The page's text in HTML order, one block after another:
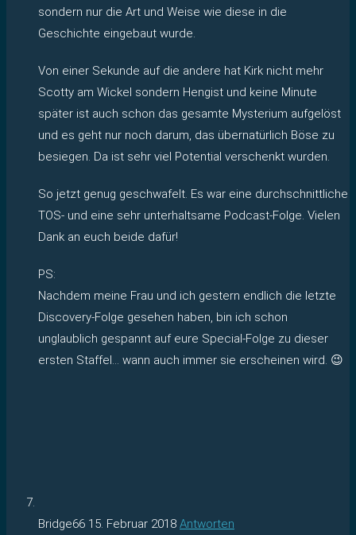
sondern nur die Art und Weise wie diese in die
Geschichte eingebaut wurde.
Von einer Sekunde auf die andere hat Kirk nicht mehr
Scotty am Wickel sondern Hengist und keine Minute
später ist auch schon das gesamte Mysterium aufgelöst
und es geht nur noch darum, das übernatürlich Böse zu
besiegen. Da ist sehr viel Potential verschenkt wurden.
So jetzt genug geschwafelt. Es war eine durchschnittliche
TOS- und eine sehr unterhaltsame Podcast-Folge. Vielen
Dank an euch beide dafür!
PS:
Nachdem meine Frau und ich gestern endlich die letzte
Discovery-Folge gesehen haben, bin ich schon
unglaublich gespannt auf eure Special-Folge zu dieser
ersten Staffel… wann auch immer sie erscheinen wird. 😉
Bridge66 15. Februar 2018 Antworten